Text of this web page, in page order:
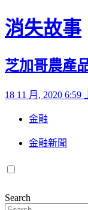
Skip to content
消失故事
芝加哥農產
Posted on
18 11 月, 2020 6:59
金融
金融新聞
Search